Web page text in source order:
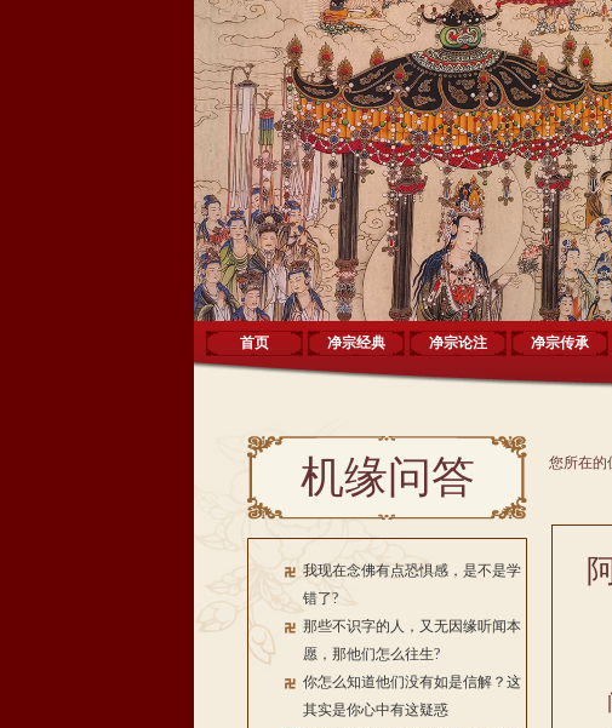
首页 净宗经典 净宗论注 净宗传承
机缘问答
我现在念佛有点恐惧感，是不是学
错了?
那些不识字的人，又无因缘听闻本
愿，那他们怎么往生?
你怎么知道他们没有如是信解？这
其实是你心中有这疑惑
您所在的